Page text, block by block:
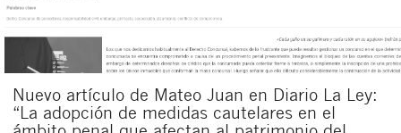
Nuevo artículo de Mateo Juan en Diario La Ley:
“La adopción de medidas cautelares en el